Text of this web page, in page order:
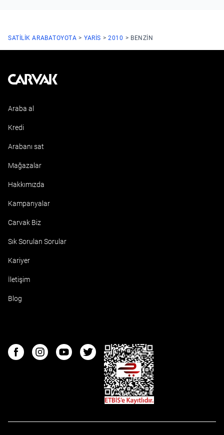
SATILIK ARABATOYOTA YARIS 2010 BENZIN
Kavak
Araba al
Kredi
Arabanı sat
Mağazalar
Hakkımızda
Kampanyalar
Carvak Biz
Sık Sorulan Sorular
Kariyer
İletişim
Blog
FacebookInstagramYoutubeTwitter
ETBIS